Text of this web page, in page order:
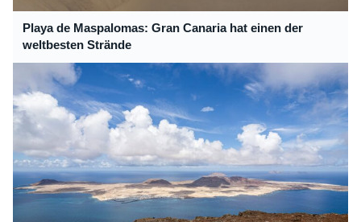
Playa de Maspalomas: Gran Canaria hat einen der
weltbesten Strände